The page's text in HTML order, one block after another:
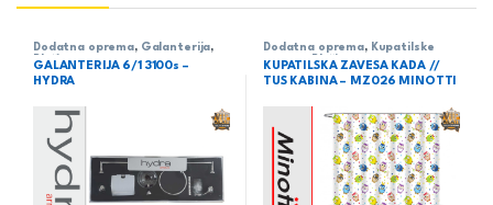
Dodatna oprema, Galanterija,
Pločice
GALANTERIJA 6/1 3100s –
HYDRA
Dodatna oprema, Kupatilske
zavese, Pločice
KUPATILSKA ZAVESA KADA //
TUS KABINA – MZ026 MINOTTI